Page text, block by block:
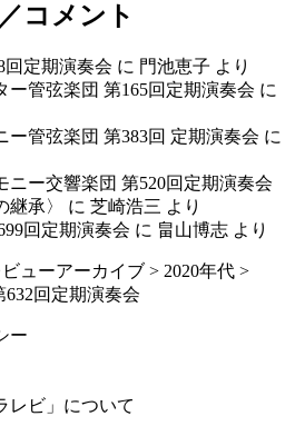
コメント
回定期演奏会 に 門池恵子 より
ー管弦楽団 第165回定期演奏会 に
ー管弦楽団 第383回 定期演奏会 に
ニー交響楽団 第520回定期演奏会
継承〉
に 芝崎浩三 より
回定期演奏会 に 畠山博志 より
ューアーカイブ > 2020年代 >
回定期演奏会
ー
レビ」について